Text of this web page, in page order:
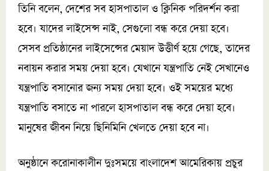
তিনি বলেন, দেশের সব হাসপাতাল ও ক্লিনিক পরিদর্শন করা
হবে। যাদের লাইসেন্স নাই, সেগুলো বন্ধ করে দেয়া হবে।
সেসব প্রতিষ্ঠানের লাইসেন্সের মেয়াদ উত্তীর্ণ হয়ে গেছে, তাদের
নবায়ন করার সময় দেয়া হবে। যেখানে যন্ত্রপাতি নেই সেখানেও
যন্ত্রপাতি বসানোর জন্য সময় দেয়া হবে। ওই সময়ের মধ্যে
যন্ত্রপাতি বসাতে না পারলে হাসপাতাল বন্ধ করে দেয়া হবে।
মানুষের জীবন নিয়ে ছিনিমিনি খেলতে দেয়া হবে না।
অনুষ্ঠানে করোনাকালীন দুঃসময়ে বাংলাদেশ আমেরিকায় প্রচুর